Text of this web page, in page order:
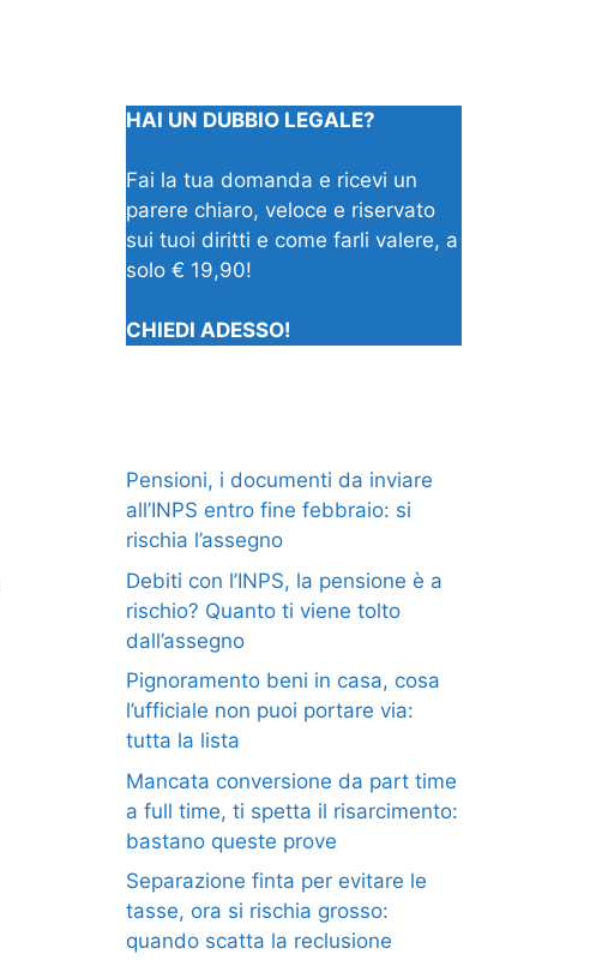
HAI UN DUBBIO LEGALE?
Fai la tua domanda e ricevi un
parere chiaro, veloce e riservato
sui tuoi diritti e come farli valere, a
solo € 19,90!
CHIEDI ADESSO!
Pensioni, i documenti da inviare
all’INPS entro fine febbraio: si
rischia l’assegno
Debiti con l’INPS, la pensione è a
rischio? Quanto ti viene tolto
dall’assegno
Pignoramento beni in casa, cosa
l’ufficiale non puoi portare via:
tutta la lista
Mancata conversione da part time
a full time, ti spetta il risarcimento:
bastano queste prove
Separazione finta per evitare le
tasse, ora si rischia grosso:
quando scatta la reclusione